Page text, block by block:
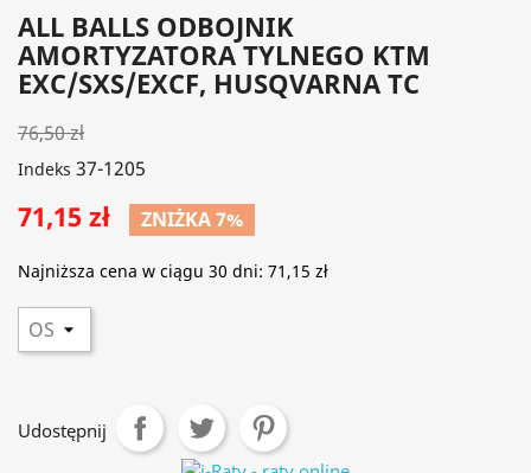
ALL BALLS ODBOJNIK
AMORTYZATORA TYLNEGO KTM
EXC/SXS/EXCF, HUSQVARNA TC
76,50 zł
Indeks 37-1205
71,15 zł ZNIŻKA 7%
Najniższa cena w ciągu 30 dni: 71,15 zł
Udostępnij